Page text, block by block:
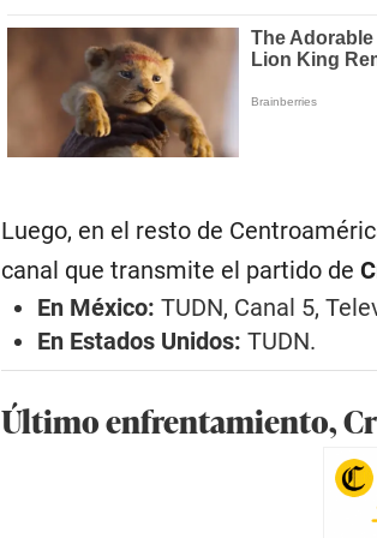
Luego, en el resto de
canal que transmite el partido de
En México:TUDN, Canal 5,
En Estados Unidos:TUDN.
Último enfrentamiento,